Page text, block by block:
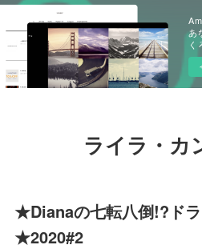
あ
く
ライラ・カ
★Dianaの七転八倒!?ド
★2020#2